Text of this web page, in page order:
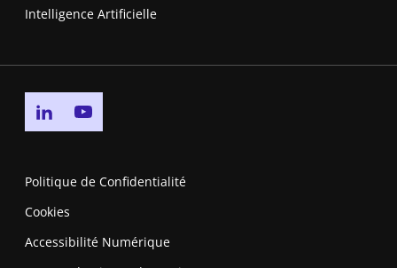
Intelligence Artificielle
Go to linkedin page
Politique de Confidentialité
Cookies
Accessibilité Numérique